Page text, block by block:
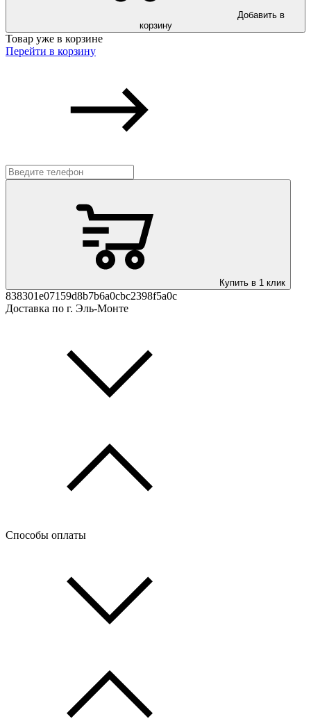
корзину
Товар уже в корзине
Перейти в корзину
Купить в 1 клик
838301e07159d8b7b6a0cbc2398f5a0c
Доставка по г. Эль-Монте
Способы оплаты